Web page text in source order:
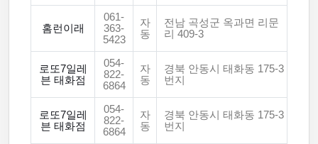
홈런이래
061-
363-
5423
자
동
전남 곡성군 옥과면 리문
리 409-3
로또7일레
븐 태화점
054-
822-
6864
자
동
경북 안동시 태화동 175-3
번지
로또7일레
븐 태화점
054-
822-
6864
자
동
경북 안동시 태화동 175-3
번지